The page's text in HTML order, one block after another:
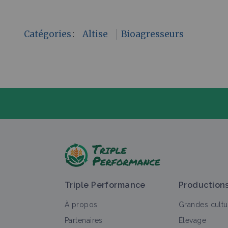
Catégories: Altise Bioagresseurs
Triple Performance
À propos
Partenaires
Grandes
Élevage